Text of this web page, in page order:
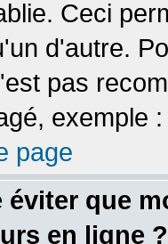
Ceci
d'autre.
pas
exemple
page
éviter que
en ligne ?